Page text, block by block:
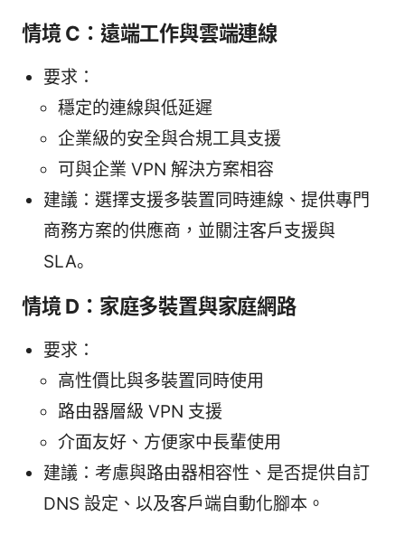
情境 C：遠端工作與雲端連線
要求：
穩定的連線與低延遲
企業級的安全與合規工具支援
可與企業 VPN 解決方案相容
建議：選擇支援多裝置同時連線、提供專門
商務方案的供應商，並關注客戶支援與
SLA。
情境 D：家庭多裝置與家庭網路
要求：
高性價比與多裝置同時使用
路由器層級 VPN 支援
介面友好、方便家中長輩使用
建議：考慮與路由器相容性、是否提供自訂
DNS 設定、以及客戶端自動化腳本。